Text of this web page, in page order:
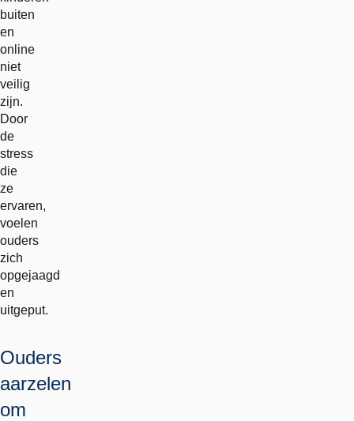
buiten
en
online
niet
veilig
zijn.
Door
de
stress
die
ze
ervaren,
voelen
ouders
zich
opgejaagd
en
uitgeput.
Ouders
aarzelen
om